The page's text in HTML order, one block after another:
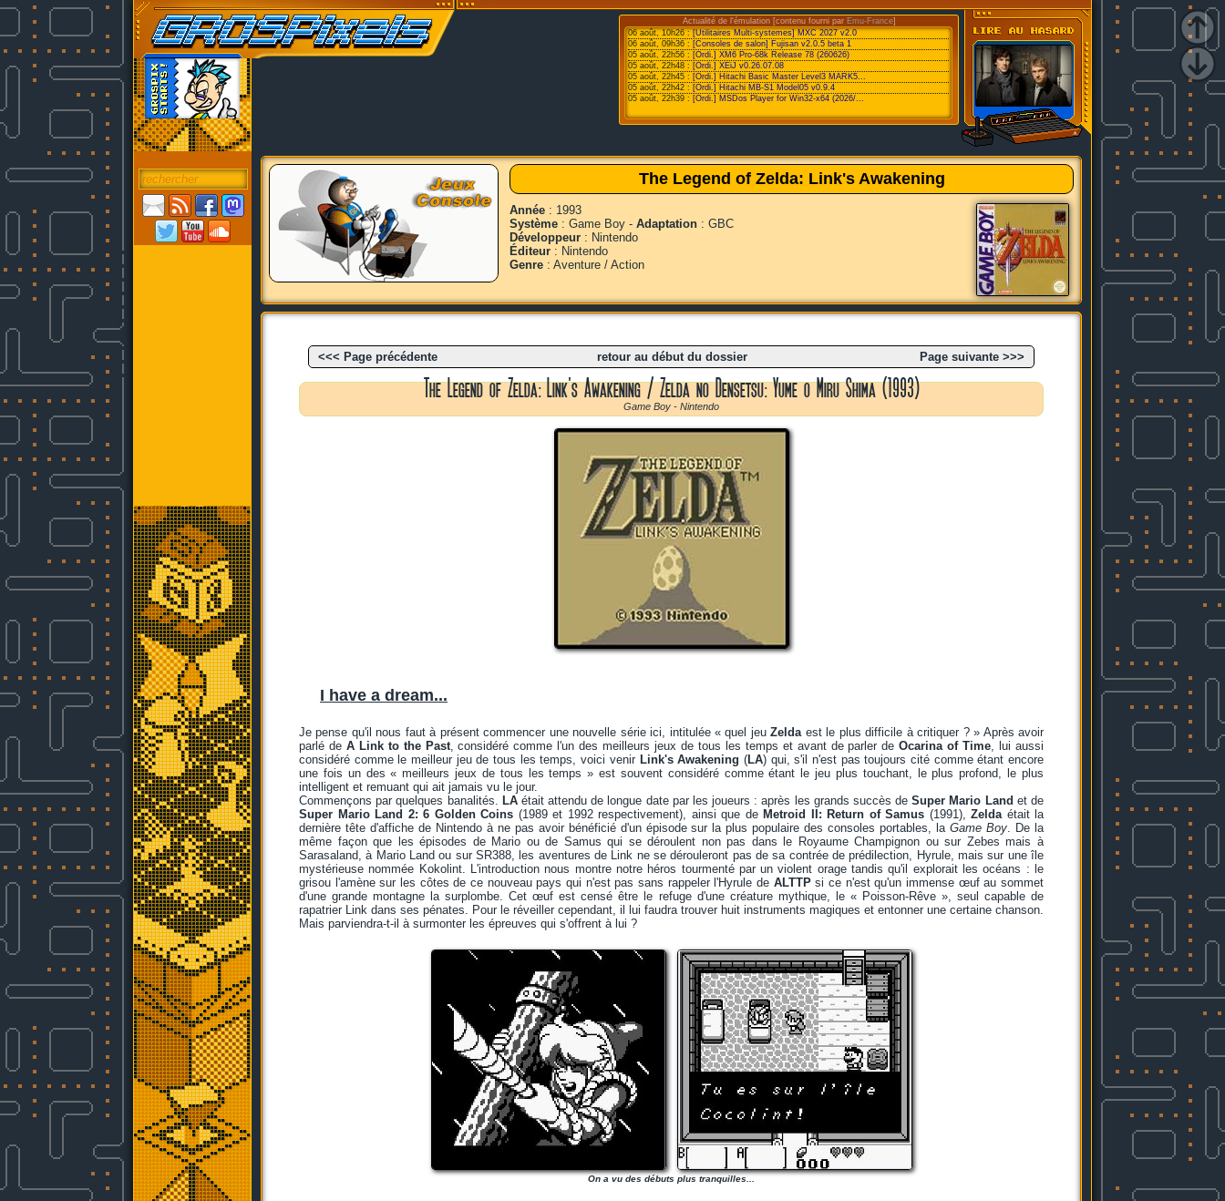
Actualité de l'émulation [contenu fourni par Emu-France]
06 août, 10h26 :[Utilitaires Multi-systemes] MXC 2027 v2.0
06 août, 09h36 : [Consoles de salon] Fujisan v2.0.5 beta 1
05 août, 22h56 : [Ordi.] XM6 Pro-68k Release 78 (260626)
05 août, 22h48 : [Ordi.] XEiJ v0.26.07.08
05 août, 22h45 : [Ordi.] Hitachi Basic Master Level3 MARK5...
05 août, 22h42 : [Ordi.] Hitachi MB-S1 Model05 v0.9.4
05 août, 22h39 : [Ordi.] MSDos Player for Win32-x64 (2026/...
The Legend of Zelda: Link's Awakening
Année : 1993
Système : Game Boy - Adaptation : GBC
Développeur : Nintendo
Éditeur : Nintendo
Genre : Aventure / Action
<<< Page précédente retour au début du dossier Page suivante >>>
The Legend of Zelda: Link's Awakening / Zelda no Densetsu: Yume o Miru Shima (1993)
Game Boy - Nintendo
I have a dream...
Je pense qu'il nous faut à présent commencer une nouvelle série ici, intitulée « quel jeuZeldaest le plus difficile à critiquer ? » Après avoir
parlé de A Link to the Past, considéré comme l'un des meilleurs jeux de tous les temps et avant de parler deOcarina of Time, lui aussi
considéré comme le meilleur jeu de tous les temps, voici venir Link's Awakening (LA) qui, s'il n'est pas toujours cité comme étant encore
une fois un des « meilleurs jeux de tous les temps » est souvent considéré comme étant le jeu plus touchant, le plus profond, le plus
intelligent et remuant qui ait jamais vu le jour.
Commençons par quelques banalités. LAétait attendu de longue date par les joueurs : après les grands succès deSuper Mario Land et de
Super Mario Land 2: 6 Golden Coins (1989 et 1992 respectivement), ainsi que de Metroid II: Return of Samus (1991), Zeldaétait la
dernière tête d'affiche de Nintendo à ne pas avoir bénéficié d'un épisode sur la plus populaire des consoles portables, laGame Boy. De la
même façon que les épisodes de Mario ou de Samus qui se déroulent non pas dans le Royaume Champignon ou sur Zebes mais à
Sarasaland, à Mario Land ou sur SR388, les aventures de Link ne se dérouleront pas de sa contrée de prédilection, Hyrule, mais sur une île
mystérieuse nommée Kokolint. L'introduction nous montre notre héros tourmenté par un violent orage tandis qu'il explorait les océans : le
grisou l'amène sur les côtes de ce nouveau pays qui n'est pas sans rappeler l'Hyrule de ALTTPsi ce n'est qu'un immense œuf au sommet
d'une grande montagne la surplombe. Cet œuf est censé être le refuge d'une créature mythique, le « Poisson-Rêve », seul capable de
rapatrier Link dans ses pénates. Pour le réveiller cependant, il lui faudra trouver huit instruments magiques et entonner une certaine chanson.
Mais parviendra-t-il à surmonter les épreuves qui s'offrent à lui ?
On a vu des débuts plus tranquilles...